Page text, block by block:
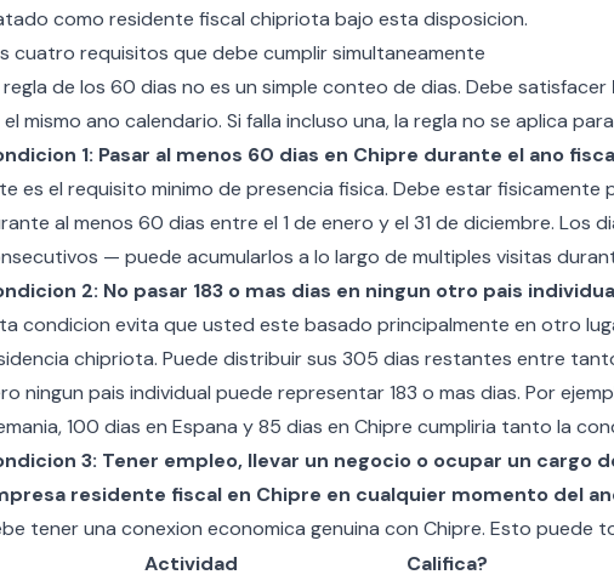
como residente fiscal chipriota bajo esta disposicion.
cuatro requisitos que debe cumplir simultaneamente
regla de los 60 dias no es un simple conteo de dias. Debe satisfacer
el mismo ano calendario. Si falla incluso una, la regla no se aplica
1: Pasar al menos 60 dias en Chipre durante el ano
es el requisito minimo de presencia fisica. Debe estar fisicamente
al menos 60 dias entre el 1 de enero y el 31 de diciembre. Los
— puede acumularlos a lo largo de multiples visitas
2: No pasar 183 o mas dias en ningun otro pais
condicion evita que usted este basado principalmente en otro
chipriota. Puede distribuir sus 305 dias restantes entre
ningun pais individual puede representar 183 o mas dias. Por
100 dias en Espana y 85 dias en Chipre cumpliria tanto la
3: Tener empleo, llevar un negocio o ocupar un cargo
residente fiscal en Chipre en cualquier momento del
tener una conexion economica genuina con Chipre. Esto puede
Actividad
Califica?